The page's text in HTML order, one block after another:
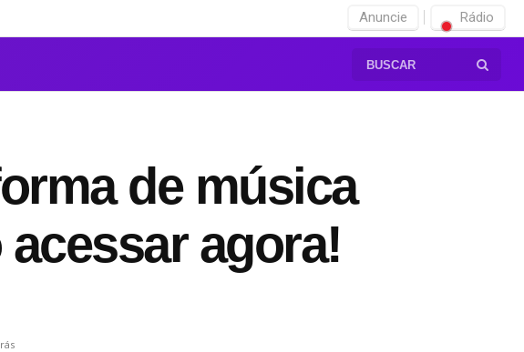
de música
agora!
Anuncie Rádio